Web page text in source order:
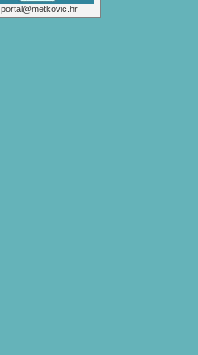
portal@metkovic.hr